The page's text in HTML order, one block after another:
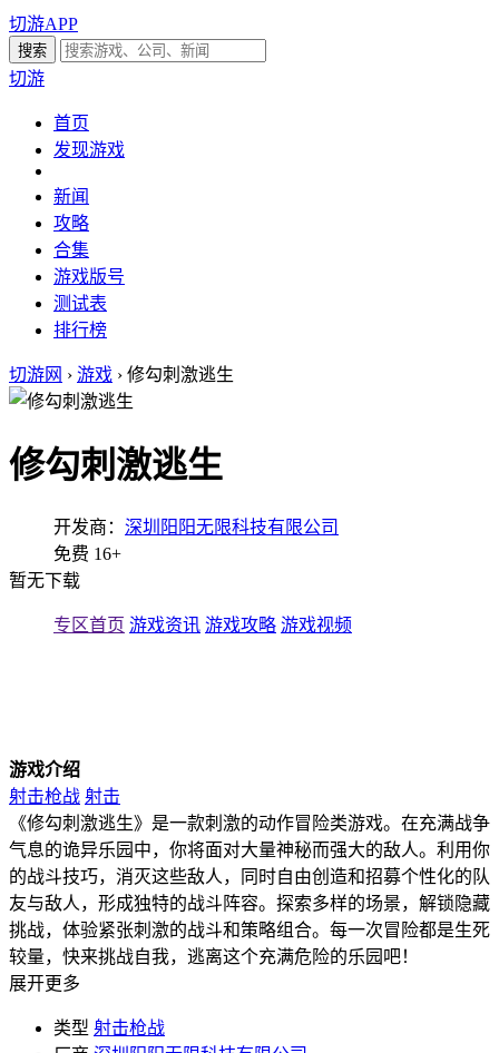
切游APP
切游
首页
发现游戏
新闻
攻略
合集
游戏版号
测试表
排行榜
切游网 › 游戏 › 修勾刺激逃生
修勾刺激逃生
开发商： 深圳阳阳无限科技有限公司
免费 16+
暂无下载
专区首页 游戏资讯 游戏攻略 游戏视频
游戏介绍
射击枪战 射击
《修勾刺激逃生》是一款刺激的动作冒险类游戏。在充满战争
气息的诡异乐园中，你将面对大量神秘而强大的敌人。利用你
的战斗技巧，消灭这些敌人，同时自由创造和招募个性化的队
友与敌人，形成独特的战斗阵容。探索多样的场景，解锁隐藏
挑战，体验紧张刺激的战斗和策略组合。每一次冒险都是生死
较量，快来挑战自我，逃离这个充满危险的乐园吧！
展开更多
类型 射击枪战